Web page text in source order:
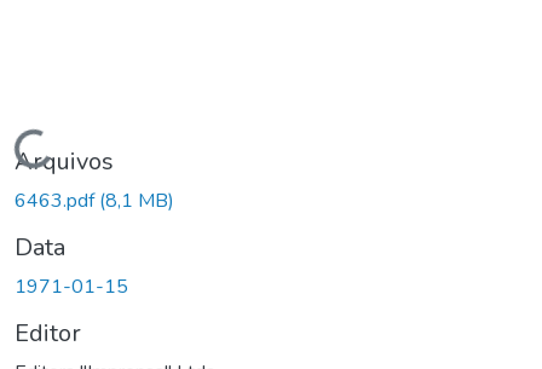
Carregando...
Arquivos
6463.pdf(8,1 MB)
Data
1971-01-15
Editor